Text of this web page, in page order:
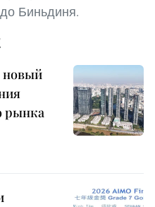
Биньдиня.
новый
рынка